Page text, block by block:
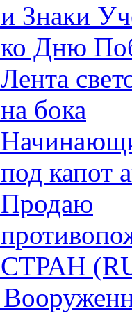
Знаки
Дню
бока
капот